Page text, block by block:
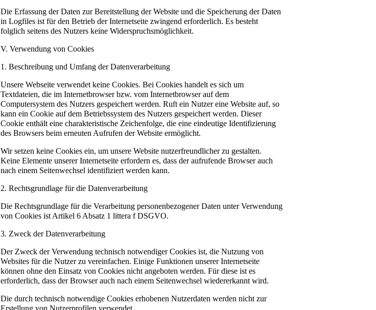
Die Erfassung der Daten zur Bereitstellung der Website und die Speicherung der Daten
in Logfiles ist für den Betrieb der Internetseite zwingend erforderlich. Es besteht
folglich seitens des Nutzers keine Widerspruchsmöglichkeit.
V. Verwendung von Cookies
1. Beschreibung und Umfang der Datenverarbeitung
Unsere Webseite verwendet keine Cookies. Bei Cookies handelt es sich um
Textdateien, die im Internetbrowser bzw. vom Internetbrowser auf dem
Computersystem des Nutzers gespeichert werden. Ruft ein Nutzer eine Website auf, so
kann ein Cookie auf dem Betriebssystem des Nutzers gespeichert werden. Dieser
Cookie enthält eine charakteristische Zeichenfolge, die eine eindeutige Identifizierung
des Browsers beim erneuten Aufrufen der Website ermöglicht.
Wir setzen keine Cookies ein, um unsere Website nutzerfreundlicher zu gestalten.
Keine Elemente unserer Internetseite erfordern es, dass der aufrufende Browser auch
nach einem Seitenwechsel identifiziert werden kann.
2. Rechtsgrundlage für die Datenverarbeitung
Die Rechtsgrundlage für die Verarbeitung personenbezogener Daten unter Verwendung
von Cookies ist Artikel 6 Absatz 1 littera f DSGVO.
3. Zweck der Datenverarbeitung
Der Zweck der Verwendung technisch notwendiger Cookies ist, die Nutzung von
Websites für die Nutzer zu vereinfachen. Einige Funktionen unserer Internetseite
können ohne den Einsatz von Cookies nicht angeboten werden. Für diese ist es
erforderlich, dass der Browser auch nach einem Seitenwechsel wiedererkannt wird.
Die durch technisch notwendige Cookies erhobenen Nutzerdaten werden nicht zur
Erstellung von Nutzerprofilen verwendet.